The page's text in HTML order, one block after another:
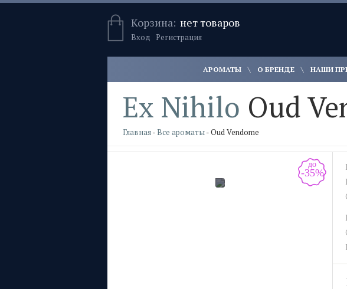
Корзина: нет товаров
Вход Регистрация
АРОМАТЫ О БРЕНДЕ НАШИ
Ex Nihilo Oud
Главная- Все ароматы- Oud Vendome
до
-35%